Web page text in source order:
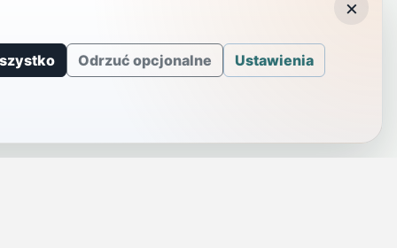
Odrzuć opcjonalne Ustawienia
×